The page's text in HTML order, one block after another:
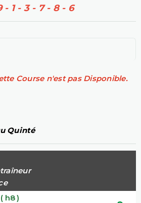
- 1 - 3 - 7 - 8 - 6
Course n'est pas Disponible.
Quinté
( h8 )